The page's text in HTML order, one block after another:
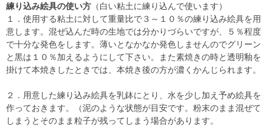
練り込み絵具の使い方 （白い粘土に練り込んで使います）
１．使用する粘土に対して重量比で３～１０％の練り込み絵具を用
意します。混ぜ込んだ時の生地では分かりづらいですが、５％程度
で十分な発色をします。薄いとなかなか発色しませんのでグリーン
と黒は１０％加えるようにして下さい。また素焼きの時と透明釉を
掛けて本焼きしたときでは、本焼き後の方が濃くかんじられます。
２．用意した練り込み絵具を乳鉢にとり、水を少し加え予め絵具を
作っておきます。（泥のような状態が目安です。粉末のまま混ぜて
しまうとそのまま粒子が残ってしまう場合があります。